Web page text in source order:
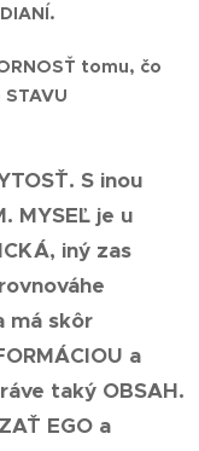
tomu, čo
S inou
MYSEĽ je u
iný zas
má skôr
a
taký OBSAH.
EGO a